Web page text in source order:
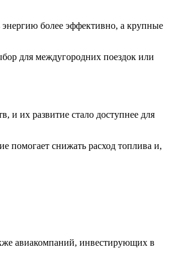
более эффективно, а крупные
для междугородних поездок или
и их развитие стало доступнее для
помогает снижать расход топлива и,
авиакомпаний, инвестирующих в